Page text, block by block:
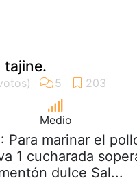
tajine.
Medio
: Para marinar el
1 cucharada
dulce Sal...